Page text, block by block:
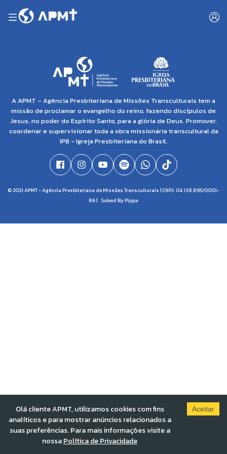
A APMT – Agência Presbiteriana de Missões Transculturais tem a
missão de proclamar o evangelho do reino, fazendo discípulos de
Jesus, no poder do Espírito Santo, para a glória de Deus. Promover,
coordenar e supervisionar toda a obra missionária transcultural da
IPB - Igreja Presbiteriana do Brasil.
© 2021 APMT - Agência Presbiteriana de Missões Transculturais | CNPJ: 04.138.895/0001-
86 | Solved By Pippa
Olá cliente APMT, utilizamos cookies com fins
analíticos e para mostrar anúncios relacionados a
suas preferências. Para mais informações visite a
nossaPolítica de Privacidade
Aceitar